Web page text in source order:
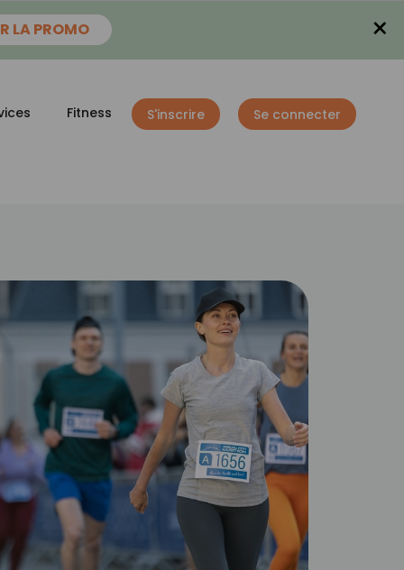
LA PROMO ×
Fitness S'inscrire Se connecter